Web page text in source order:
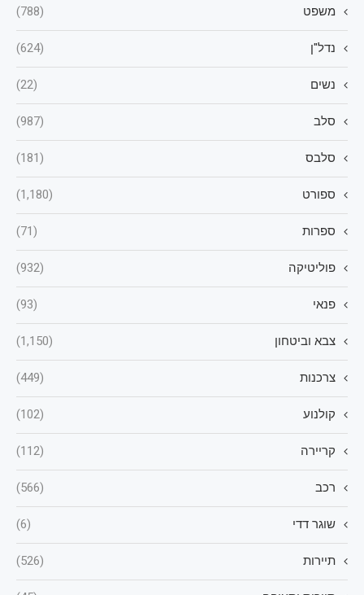
משפט (788)
נדל"ן (624)
נשים (22)
סלב (987)
סלבס (181)
ספורט (1,180)
ספרות (71)
פוליטיקה (932)
פנאי (93)
צבא וביטחון (1,150)
צרכנות (449)
קולנוע (102)
קריירה (112)
רכב (566)
שוגר דדי (6)
תיירות (526)